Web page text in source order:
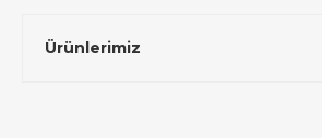
Ürünlerimiz